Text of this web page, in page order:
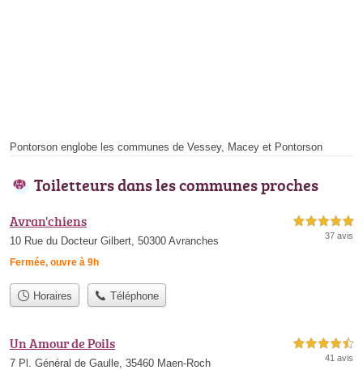
Pontorson englobe les communes de Vessey, Macey et Pontorson
Toiletteurs dans les communes proches
Avran'chiens
10 Rue du Docteur Gilbert, 50300 Avranches
Fermée, ouvre à 9h
5,0 étoiles sur 5
37 avis
Horaires Téléphone
Un Amour de Poils
7 Pl. Général de Gaulle, 35460 Maen-Roch
4,5 étoiles sur 5
41 avis